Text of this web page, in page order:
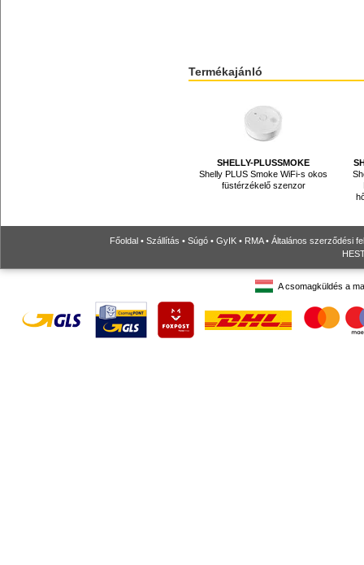
Termékajánló
SHELLY-PLUSSMOKE
Shelly PLUS Smoke WiFi-s okos
füstérzékelő szenzor
Főoldal • Szállítás • Súgó • GyIK • RMA• Általános szerződési
A csomagküldés a